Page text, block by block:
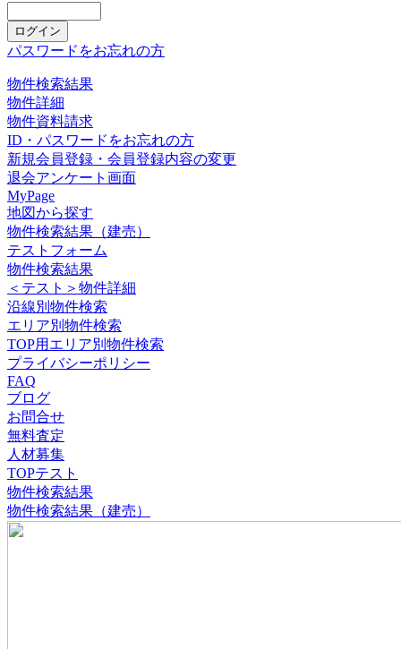
パスワードをお忘れの方
物件検索結果
物件詳細
物件資料請求
ID・パスワードをお忘れの方
新規会員登録・会員登録内容の変更
退会アンケート画面
MyPage
地図から探す
物件検索結果（建売）
テストフォーム
物件検索結果
＜テスト＞物件詳細
沿線別物件検索
エリア別物件検索
TOP用エリア別物件検索
プライバシーポリシー
FAQ
ブログ
お問合せ
無料査定
人材募集
TOPテスト
物件検索結果
物件検索結果（建売）